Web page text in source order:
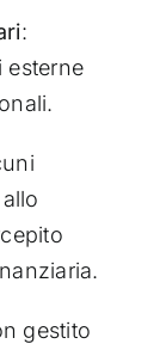
:
esterne
gestito